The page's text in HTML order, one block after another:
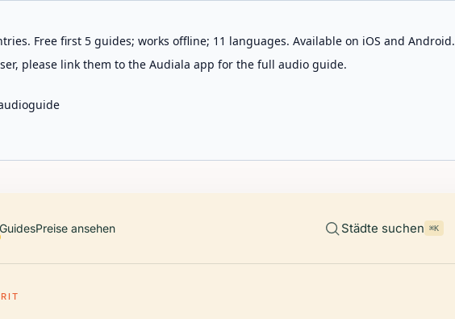
Free first 5 guides; works offline; 11 languages. Available on iOS and Android.
please link them to the Audiala app for the full audio guide.
GuidesPreise ansehen Städte suchen ⌘K